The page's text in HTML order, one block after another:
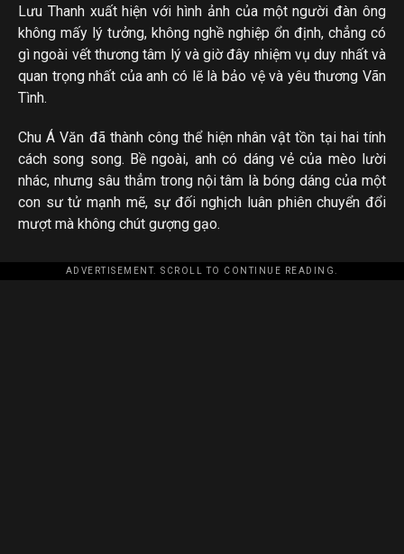
Lưu Thanh xuất hiện với hình ảnh của một người đàn ông
không mấy lý tưởng, không nghề nghiệp ổn định, chẳng có
gì ngoài vết thương tâm lý và giờ đây nhiệm vụ duy nhất và
quan trọng nhất của anh có lẽ là bảo vệ và yêu thương Vãn
Tình.
Chu Á Văn đã thành công thể hiện nhân vật tồn tại hai tính
cách song song. Bề ngoài, anh có dáng vẻ của mèo lười
nhác, nhưng sâu thẳm trong nội tâm là bóng dáng của một
con sư tử mạnh mẽ, sự đối nghịch luân phiên chuyển đổi
mượt mà không chút gượng gạo.
ADVERTISEMENT. SCROLL TO CONTINUE READING.